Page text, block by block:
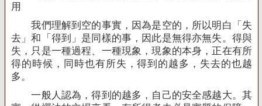
用
我們理解到空的事實，因為是空的，所以明白「失
去」和「得到」是同樣的事，因此是無得亦無失。得與
失，只是一種過程、一種現象，現象的本身，正在有所
得的時候，同時也有所失，得到的越多，失去的也越
多。
一般人認為，得到的越多，自己的安全感越大。其